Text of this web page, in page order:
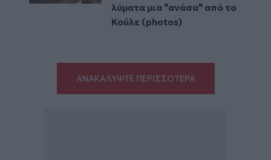
λύματα μια "ανάσα" από το
Κούλε (photos)
ΑΝΑΚΑΛΥΨΤΕ ΠΕΡΙΣΣΟΤΕΡΑ